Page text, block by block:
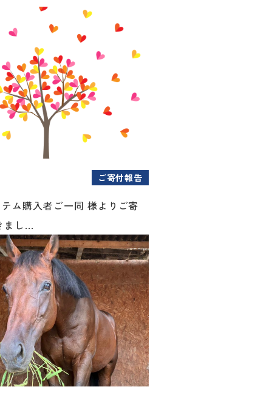
ご寄付報告
ム購入者ご一同 様よりご寄
まし...